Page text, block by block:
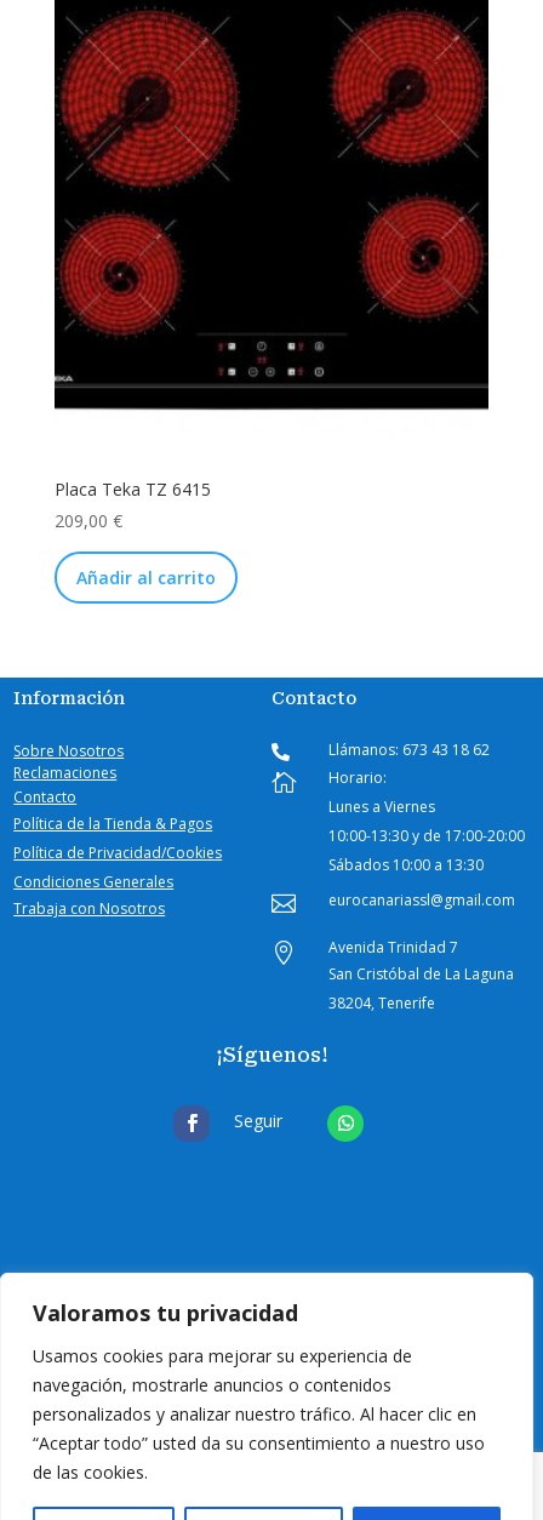
Valoramos tu privacidad
Usamos cookies para mejorar su experiencia de
navegación, mostrarle anuncios o contenidos
personalizados y analizar nuestro tráfico. Al hacer clic en
“Aceptar todo” usted da su consentimiento a nuestro uso
de las cookies.
Placa Teka TZ 6415
209,00 €
Añadir al carrito
Información
Sobre Nosotros
Reclamaciones
Contacto
Política de la Tienda & Pagos
Política de Privacidad/Cookies
Condiciones Generales
Trabaja con Nosotros
Contacto
 Llámanos: 673 43 18 62

Horario:
Lunes a Viernes
10:00-13:30 y de 17:00-20:00
Sábados 10:00 a 13:30
 eurocanariassl@gmail.com

Avenida Trinidad 7
San Cristóbal de La Laguna
38204, Tenerife
¡Síguenos!
Seguir